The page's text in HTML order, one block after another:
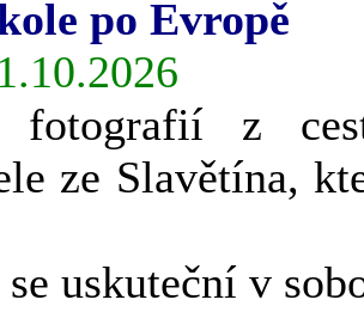
po Evropě
fotografií z
ze Slavětína,
se uskuteční v